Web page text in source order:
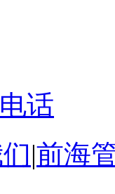
话
|前海